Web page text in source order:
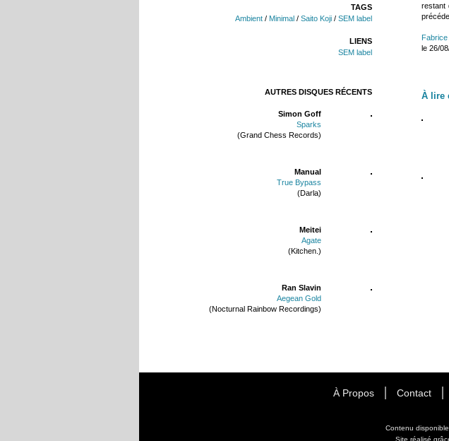
TAGS
Ambient / Minimal / Saito Koji / SEM label
LIENS
SEM label
AUTRES DISQUES RÉCENTS
Simon Goff
Sparks
(Grand Chess Records)
Manual
True Bypass
(Darla)
Meitei
Agate
(Kitchen.)
Ran Slavin
Aegean Gold
(Nocturnal Rainbow Recordings)
restant
le 26/
À lire
À Propos Contact
Contenu
Site réalisé